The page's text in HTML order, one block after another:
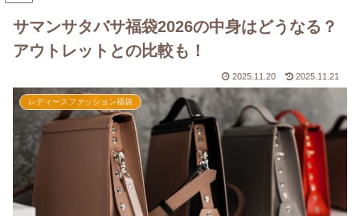
サマンサタバサ福袋2026の中身はどうなる？
アウトレットとの比較も！
2025.11.20 2025.11.21
レディースファッション福袋